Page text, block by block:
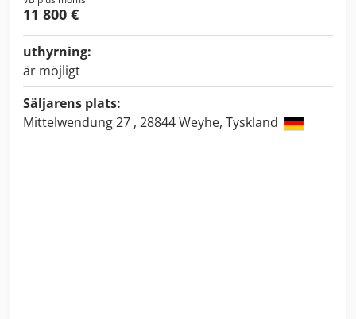
11 800 €
uthyrning:
är möjligt
Säljarens plats:
Mittelwendung 27 , 28844 Weyhe, Tyskland